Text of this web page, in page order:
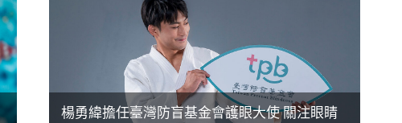
楊勇緯擔任臺灣防盲基金會護眼大使 關注眼睛